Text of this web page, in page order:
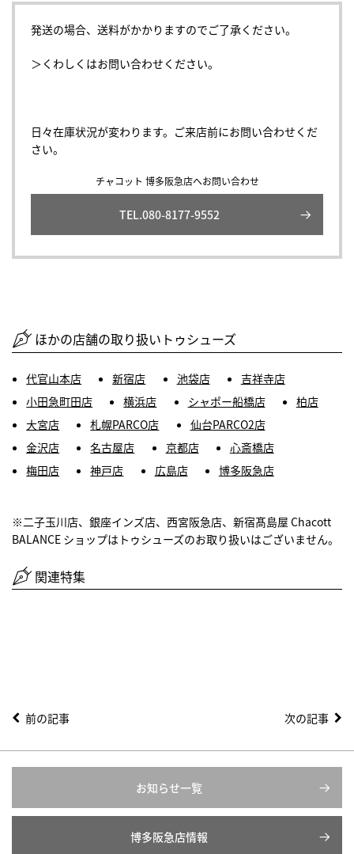
発送の場合、送料がかかりますのでご了承ください。
＞くわしくはお問い合わせください。
日々在庫状況が変わります。ご来店前にお問い合わせくだ
さい。
チャコット 博多阪急店へお問い合わせ
TEL.080-8177-9552
ほかの店舗の取り扱いトゥシューズ
代官山本店 新宿店 池袋店
吉祥寺店
小田急町田店
横浜店 シャポー船橋店
柏店
大宮店
札幌PARCO店
仙台PARCO2店
金沢店
名古屋店 京都店
心斎橋店
梅田店
神戸店 広島店 博多阪急店
※二子玉川店、銀座インズ店、西宮阪急店、新宿髙島屋 Chacott
BALANCE ショップはトゥシューズのお取り扱いはございません。
関連特集
前の記事 次の記事
お知らせ一覧
博多阪急店情報